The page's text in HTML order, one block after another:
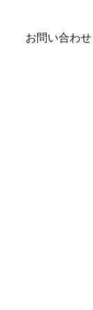
お問い合わせ